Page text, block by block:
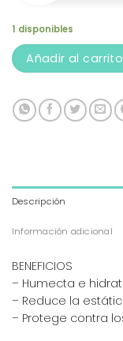
1 disponibles
Añadir al carrito
Descripción
Información adicional
BENEFICIOS
– Humecta e
– Reduce la
– Protege contra